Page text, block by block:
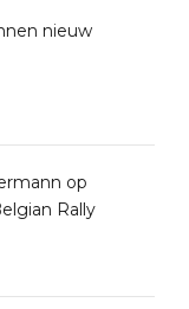
nieuw
op
Rally